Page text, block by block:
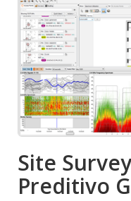
Site
Preditivo